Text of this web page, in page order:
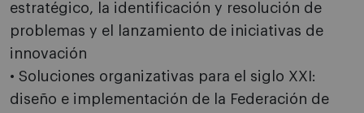
estratégico, la identificación y resolución de
problemas y el lanzamiento de iniciativas de
innovación
• Soluciones organizativas para el siglo XXI:
diseño e implementación de la Federación de